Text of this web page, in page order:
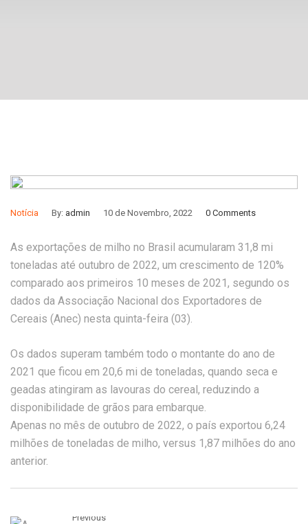
Notícia By: admin 10 de Novembro, 2022 0 Comments
As exportações de milho no Brasil acumularam 31,8 mi
toneladas até outubro de 2022, um crescimento de 120%
comparado aos primeiros 10 meses de 2021, segundo os
dados da Associação Nacional dos Exportadores de
Cereais (Anec) nesta quinta-feira (03).
Os dados superam também todo o montante do ano de
2021 que ficou em 20,6 mi de toneladas, quando seca e
geadas atingiram as lavouras do cereal, reduzindo a
disponibilidade de grãos para embarque.
Apenas no mês de outubro de 2022, o país exportou 6,24
milhões de toneladas de milho, versus 1,87 milhões do ano
anterior.
Previous